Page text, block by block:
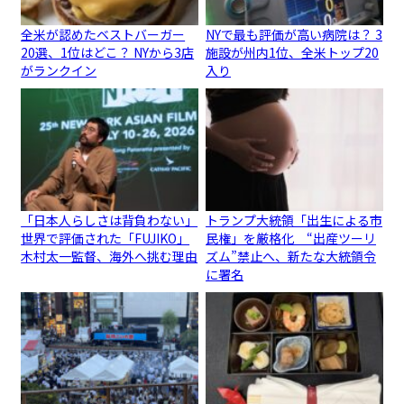
全米が認めたベストバーガー
20選、1位はどこ？ NYから3店
がランクイン
NYで最も評価が高い病院は？ 3
施設が州内1位、全米トップ20
入り
「日本人らしさは背負わない」
世界で評価された「FUJIKO」
木村太一監督、海外へ挑む理由
トランプ大統領「出生による市
民権」を厳格化 “出産ツーリ
ズム”禁止へ、新たな大統領令
に署名